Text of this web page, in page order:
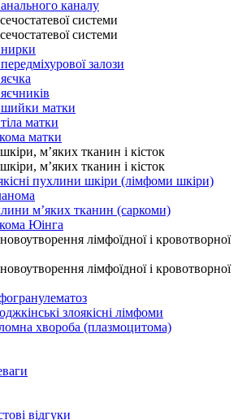
каналу
системи
системи
залози
матки
матки
матки
м’яких тканин і кісток
м’яких тканин і кісток
пухлини шкіри (лімфоми шкіри)
м’яких тканин (саркоми)
Юінга
лімфоїдної і кровотворної
лімфоїдної і кровотворної
злоякісні лімфоми
хвороба (плазмоцитома)
відгуки